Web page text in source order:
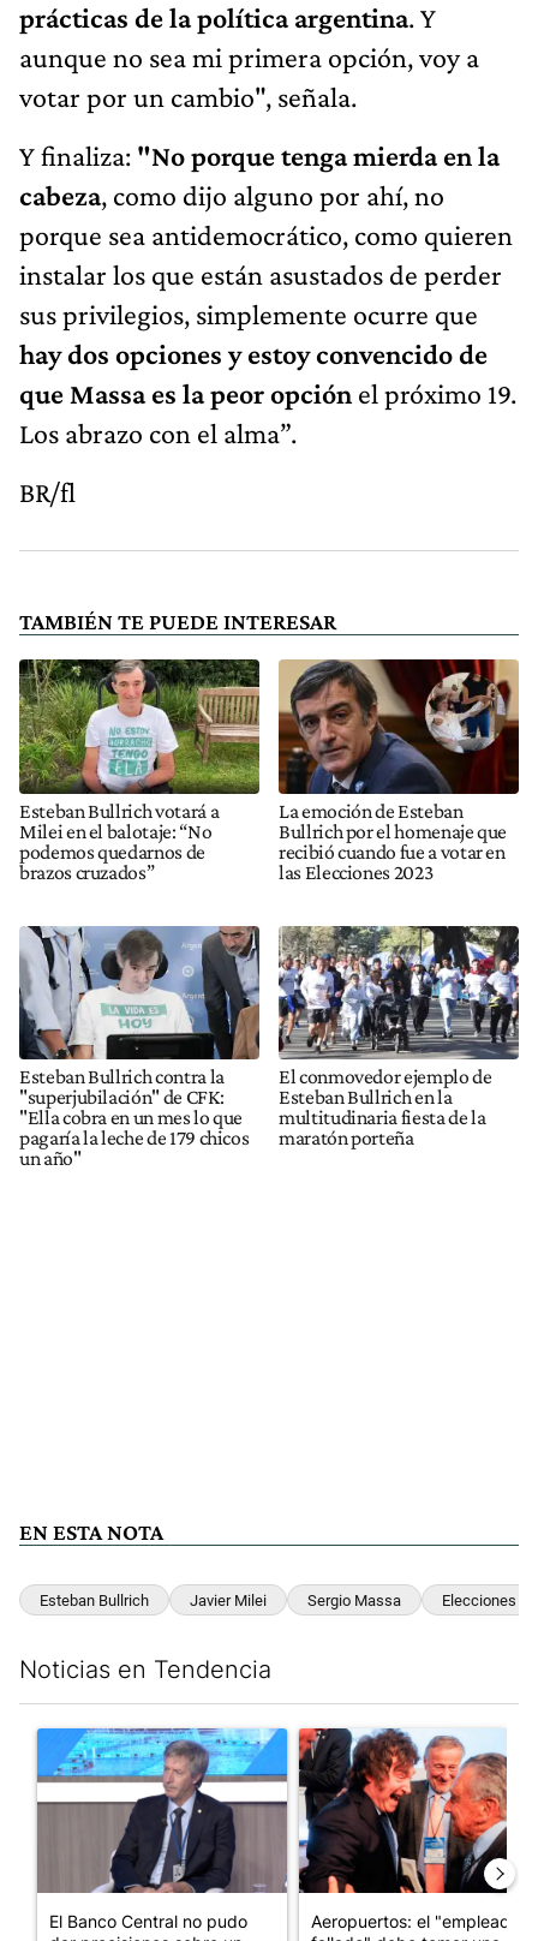
prácticas de la política argentina. Y
aunque no sea mi primera opción, voy a
votar por un cambio", señala.
Y finaliza: "No porque tenga mierda en la
cabeza, como dijo alguno por ahí, no
porque sea antidemocrático, como quieren
instalar los que están asustados de perder
sus privilegios, simplemente ocurre que
hay dos opciones y estoy convencido de
que Massa es la peor opción el próximo 19.
Los abrazo con el alma”.
BR/fl
TAMBIÉN TE PUEDE INTERESAR
Esteban Bullrich votará a
Milei en el balotaje: “No
podemos quedarnos de
brazos cruzados”
La emoción de Esteban
Bullrich por el homenaje que
recibió cuando fue a votar en
las Elecciones 2023
Esteban Bullrich contra la
"superjubilación" de CFK:
"Ella cobra en un mes lo que
pagaría la leche de 179 chicos
un año"
El conmovedor ejemplo de
Esteban Bullrich en la
multitudinaria fiesta de la
maratón porteña
EN ESTA NOTA
Esteban Bullrich Javier Milei Sergio Massa Elecciones
Noticias en Tendencia
Un artículo de tendencia con el título "El Banco Central no
El Banco Central no pudo
Un artículo de tendencia con
Aeropuertos: el "empleado